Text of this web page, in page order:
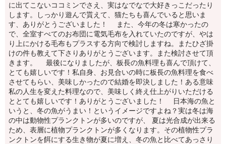
に出てこないココミンでさえ、実はなでなで大好きっこだったり
します。しっかり遊んで貰えて、猫たちも喜んでいると思いま
す、ありがとうございました！ また、今年の冬は寒かったの
で、全室すべてのお布団に電気毛布を入れていたのですが、やは
り上にかける毛布もプラスする方向で検討しますね。またひざ掛
けの件も教えて下さりありがとうございます。また検討させて頂
きます。 最後になりましたが、板長の魚料理も喜んで頂けて、
とても嬉しいです！私自身、お見合いの時に板長の魚料理を食べ
させてもらい、美味しかったので結婚を即決しました！ある意味
私の人生を変えた料理なので、美味しく終え仕上がりいただける
ととても嬉しいです！ありがとうございました！ 日本海の魚と
いうと、冬の魚がうまい！というイメージですよね？実は冬は海
の中は動物性プランクトンが多いのですが、 夏は光合成が出来る
ため、表層に植物プランクトンが多くなります。その植物性プラ
ンクトンを餌にする生き物が夏に増え、冬の魚と比べてあっさり